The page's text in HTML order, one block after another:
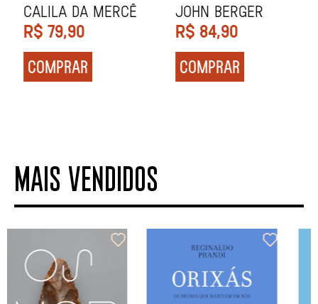
Calila da Mercê
R$ 79,90
COMPRAR
John Berger
R$ 84,90
COMPRAR
MAIS VENDIDOS